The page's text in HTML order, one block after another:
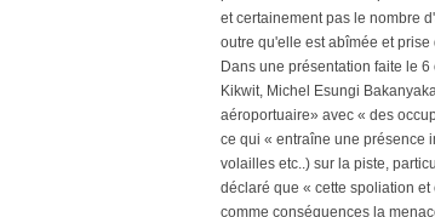
et certainement pas le nombre
outre qu'elle est abîmée et
Dans une présentation faite le
Kikwit, Michel Esungi
aéroportuaire» avec « des
ce qui « entraîne une présence
volailles etc..) sur la piste,
déclaré que « cette spoliation
comme conséquences la